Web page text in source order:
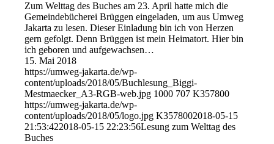
Zum Welttag des Buches am 23. April hatte mich die
Gemeindebücherei Brüggen eingeladen, um aus Umweg
Jakarta zu lesen. Dieser Einladung bin ich von Herzen
gern gefolgt. Denn Brüggen ist mein Heimatort. Hier bin
ich geboren und aufgewachsen…
15. Mai 2018
https://umweg-jakarta.de/wp-
content/uploads/2018/05/Buchlesung_Biggi-
Mestmaecker_A3-RGB-web.jpg 1000 707 K357800
https://umweg-jakarta.de/wp-
content/uploads/2018/05/logo.jpg K3578002018-05-15
21:53:422018-05-15 22:23:56Lesung zum Welttag des
Buches